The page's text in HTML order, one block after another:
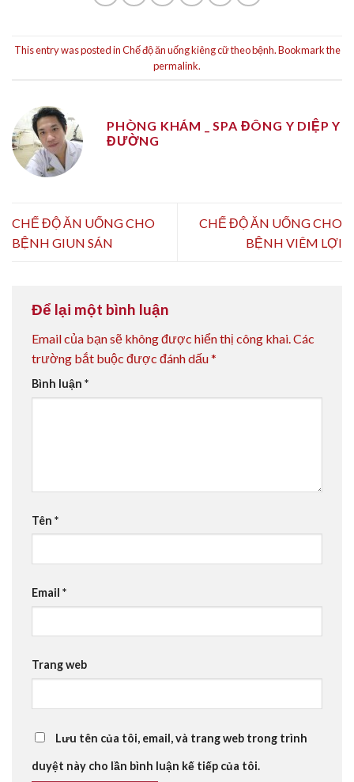
This entry was posted inChế độ ăn uống kiêng cữ theo bệnh. Bookmark the
permalink.
PHÒNG KHÁM _ SPA ĐÔNG Y DIỆP Y
ĐƯỜNG
CHẾ ĐỘ ĂN UỐNG CHO
BỆNH GIUN SÁN
CHẾ ĐỘ ĂN UỐNG CHO
BỆNH VIÊM LỢI
Để lại một bình luận
Email của bạn sẽ không được hiển thị công khai.Các
trường bắt buộc được đánh dấu*
Bình luận *
Tên *
Email *
Trang web
Lưu tên của tôi, email, và trang web trong trình
duyệt này cho lần bình luận kế tiếp của tôi.